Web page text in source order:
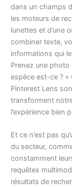
dans un champs
les moteurs de
lunettes et d’une
combiner texte,
informations qui
Prenez une photo
espèce est-ce ? »
Pinterest Lens
transforment
l’expérience bien
Et ce n’est pas
du secteur,
constamment
requêtes
résultats de